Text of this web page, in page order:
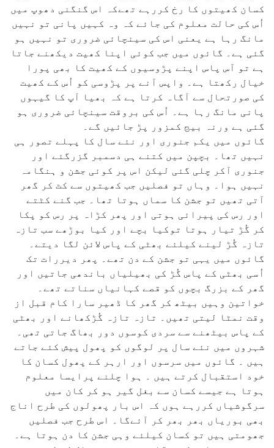
کسان کھیتوں کا رخ کررہے تھےکہ اس گنگنی دھوپ میں
اُس کی حالت معلوم کی جائے کہ وہ کہیں پانی تو نہیں
مانگ رہا ہے یعنی اس کی سینچائی ضروری تو نہیں ہو
گئی ہے۔ گائوں میں جب کوئی اپنا کھیت دیکھنے جاتا
ہے تو آس پاس اپنے پڑوسیوں کے کھیت کا بھی پورا
خیال رکھتا ہے۔ واپس آنے پر پڑوسی کو اُس کے کھیت
کی صورتحال سے آگاہ کرتا ہے کہ بھیا آپ کا گیہوں
پانی مانگ رہا ہے۔ اُس کی بروقت سینچائی ضروری ہو
گئی ہے ورنہ بیج کمزور پڑ جائیں گے۔
گائوں میں یکم جنوری اور نئے سال کا پہلے تصور ہی
نہیں تھا۔ بچپن میں کتنے ہی دسمبر گزرگئے اور
جنوری آکر چلی گئی لیکن اس پر کوئی جشن و ہنگامہ
نہیں ہوا۔ وہاں تو فصلیں جب کھیتوں سے کٹ کر گھر
آتی تھیں تو جشن کا سماں ہوتا تھا۔ جب گنے کٹتے
اور رس کی پیرائی ہوتی اور پھر کڑاہ پر رس کو پکا
کر گُڑ تیار ہوتا توکیا بچے اور کیا بوڑھے سب تازہ
تازہ گُڑ لینے کیلئے بھٹی کے پاس لائن لگا دیتے۔
گائوں میں یہی تو جشن کے دن تھے۔ پھر دیررات تک
اُسی بھٹی کے پاس گُڑ کی بھیلیاں باندھی جاتیں اور
گھر کے بزرگ بچوں کو قصے کہانیاں سناتے تھے۔
خواتین وہیں بیٹھ کر گھر کا ڈھیر سارا کام قبل از
وقت نمٹا لیتی تھیں۔ تازہ تازہ گُڑکھانے اور بھٹی
کے پاس بیٹھنے سے سردی کوسوں دور بھاگ جاتی تھی۔
شہروں میں نئے سال پر لوگوں کو پھول پیش کئے جاتے
ہیں ۔ گائوں میں سرسوں اور ارہر کے پھول کسان کا
خود استقبال کرتے ہیں ۔ ہوا چلنے پرایسا معلوم
ہوتا ہے جیسے کسان سے بغل گیر ہو کر کان میں
سرگوشیاں کررہے ہوں کہ اس بار پھولوں کی طرح اناج
بھی بوریاں بھر بھر کر آئےگا۔ اس طرح جب فصلیں
جھومتی ہیں تو کسان کیلئے وہی جشن کا دن ہوتا ہے۔